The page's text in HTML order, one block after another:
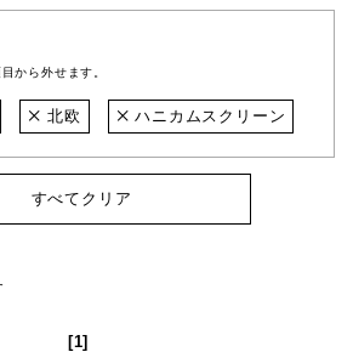
から外せます。
北欧 ハニカムスクリーン
すべてクリア
[1]